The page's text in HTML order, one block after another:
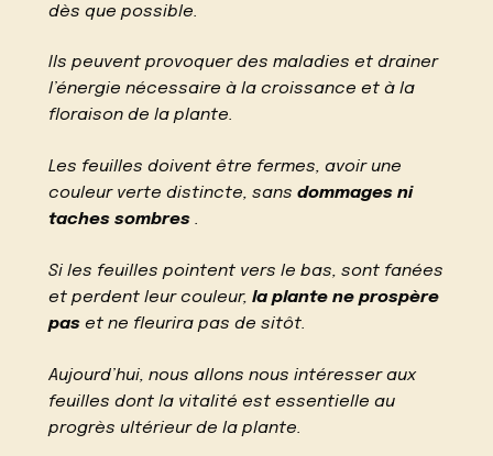
dès que possible.
Ils peuvent provoquer des maladies et drainer
l’énergie nécessaire à la croissance et à la
floraison de la plante.
Les feuilles doivent être fermes, avoir une
couleur verte distincte, sansdommages ni
taches sombres .
Si les feuilles pointent vers le bas, sont fanées
et perdent leur couleur,la plante ne prospère
pas et ne fleurira pas de sitôt.
Aujourd’hui, nous allons nous intéresser aux
feuilles dont la vitalité est essentielle au
progrès ultérieur de la plante.